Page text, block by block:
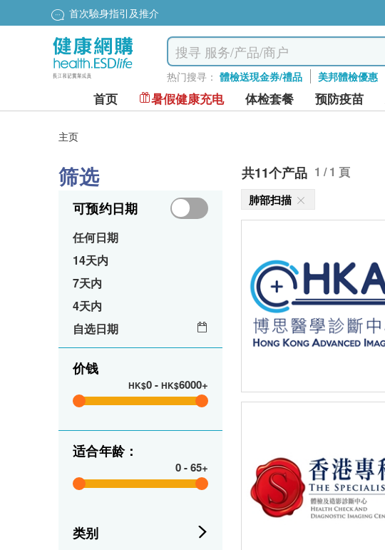
首次驗身指引及推介
热门搜寻： 體檢送現金券/禮品 美邦體檢優惠
首页 暑假健康充电 体检套餐 预防疫苗
主页
筛选
可预约日期
任何日期
14天内
7天内
4天内
自选日期
价钱
HK$0- HK$6000+
适合年龄：
0-65+
类别
共11个产品 1 / 1 頁
肺部扫描